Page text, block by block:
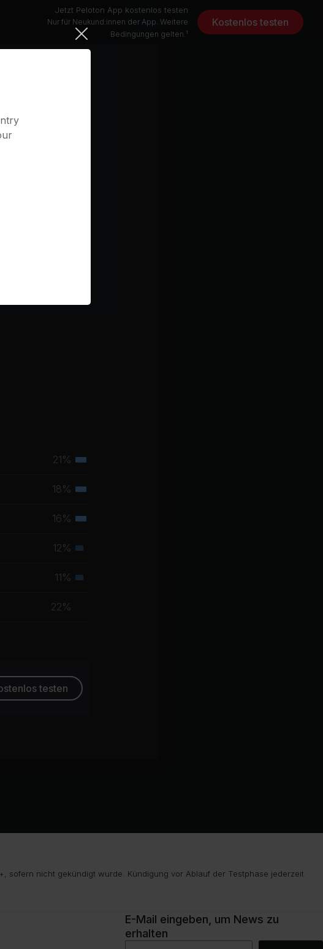
Jetzt Peloton App kostenlos testen
Nur für Neukund:innen der App. Weitere
Bedingungen gelten.¹
Kostenlos testen
21% Tertiäre
18% Tertiäre
16% Tertiäre
12% Sekundäre
11% Sekundäre
22%
testen
sofern nicht gekündigt wurde. Kündigung vor Ablauf der Testphase jederzeit
E-Mail eingeben, um News zu
erhalten